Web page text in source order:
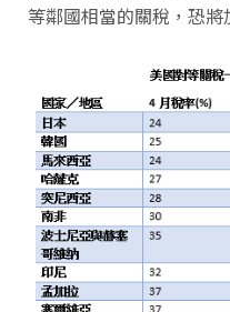
等鄰國相當的關稅，恐